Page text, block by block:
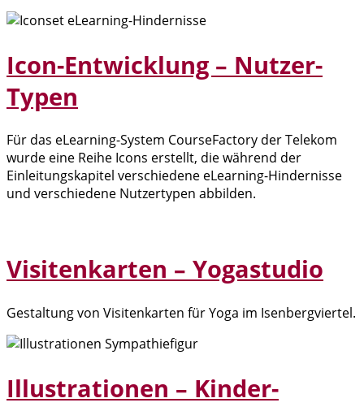
Icon-Entwicklung – Nutzer-
Typen
Für das eLearning-System CourseFactory der Telekom
wurde eine Reihe Icons erstellt, die während der
Einleitungskapitel verschiedene eLearning-Hindernisse
und verschiedene Nutzertypen abbilden.
Visitenkarten – Yogastudio
Gestaltung von Visitenkarten für Yoga im Isenbergviertel.
Illustrationen – Kinder-